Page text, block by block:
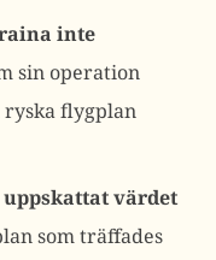
inte
sin operation
flygplan
uppskattat värdet
som träffades